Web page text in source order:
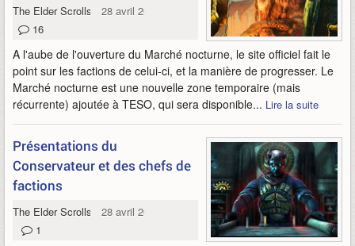
The Elder Scrolls Online28 avril 2026
16
A l'aube de l'ouverture du Marché nocturne, le site officiel fait le
point sur les factions de celui-ci, et la manière de progresser. Le
Marché nocturne est une nouvelle zone temporaire (mais
récurrente) ajoutée à TESO, qui sera disponible... Lire la suite
Présentations du
Conservateur et des chefs de
factions
The Elder Scrolls Online28 avril 2026
1